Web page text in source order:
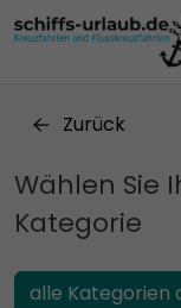
Zurück
Wählen Sie
Kategorie
alle Kategorien